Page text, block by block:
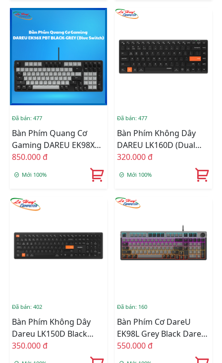
Đã bán: 477
Bàn Phím Quang Cơ
Gaming DAREU EK98X
PBT BLACK-GREY
(WATERPROOF, OPTICAL
BLUE SWITCH, MULTI
850.000 đ
Mới 100%
Đã bán: 477
Bàn Phím Không Dây
DAREU LK160D (Dual
Mode, Scissor Switch)
320.000 đ
Mới 100%
Đã bán: 402
Bàn Phím Không Dây
Dareu LK150D Black
Orange (Dual Mode,
350.000 đ
Đã bán: 160
Bàn Phím Cơ DareU
EK98L Grey Black DareU
Dream Switch
550.000 đ